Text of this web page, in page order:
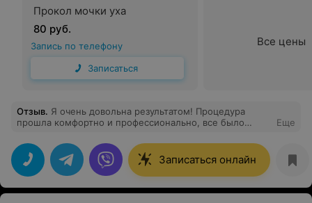
Прокол мочки уха
80 руб.
Запись по телефону
Записаться
Все цены
Отзыв. Я очень довольна результатом! Процедура
прошла комфортно и профессионально, все было
заметила положительные изменения, кожа выглядит
свежей и ухоженной. Спасибо за внимательное
отношение и отличное обслуживание! Обязательно
приду на следующую процедуру.
Еще
Записаться онлайн